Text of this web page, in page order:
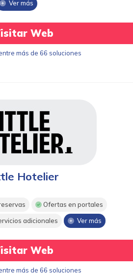
Ver más
Web
más de 66 soluciones
Hotelier
Ofertas en portales
adicionales Ver más
Web
más de 66 soluciones